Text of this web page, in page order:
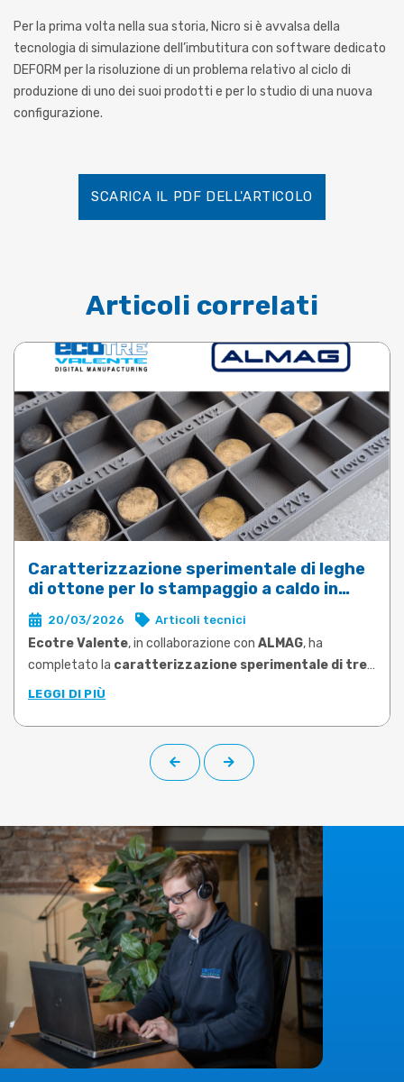
Per la prima volta nella sua storia, Nicro si è avvalsa della
tecnologia di simulazione dell’imbutitura con software dedicato
DEFORM per la risoluzione di un problema relativo al ciclo di
produzione di uno dei suoi prodotti e per lo studio di una nuova
configurazione.
SCARICA IL PDF DELL'ARTICOLO
Articoli correlati
Caratterizzazione sperimentale di leghe
di ottone per lo stampaggio a caldo in
DEFORM
20/03/2026 Articoli tecnici
Ecotre Valente, in collaborazione con ALMAG, ha
completato la caratterizzazione sperimentale di tre
leghe di ottone tra le più utilizzate nello stampaggio
piombo (Pb<0,1%). Le prove, condotte su campioni prelevati
da barra di produzione, hanno permesso di determinare le
proprietà plastiche di ciascuna lega negli intervalli di
Illimite risoltoè quello che molti utilizzatori di software di
simulazione conoscono bene:dati materiali generici,
datati o riferiti a leghe non corrispondenti a quelle
effettivamente lavorate. Una condizione che rende la
simulazione meno affidabile e costringe a compensare con
prove fisiche aggiuntive, più scarti e tempi di messa a punto
dilatati. I nuovi dati sperimentali, che su richiesta possono
essere implementati nella libreria materiali di
DEFORM
colmano questa lacuna, offrendo curve di flusso specifiche
e validate.
LEGGI DI PIÙ